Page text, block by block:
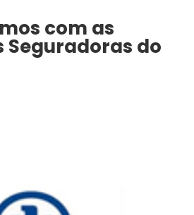
com as
Seguradoras do